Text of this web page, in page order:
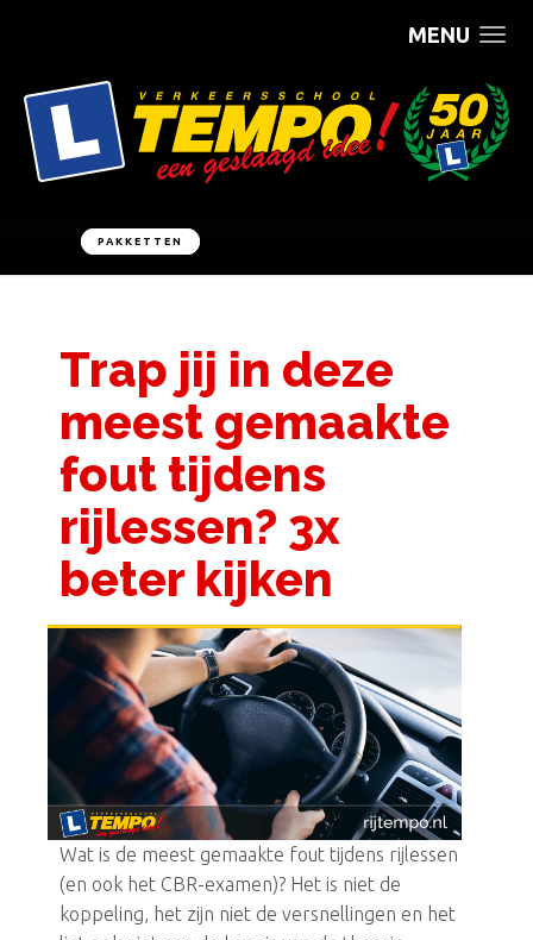
MENU
PAKKETTEN
Trap jij in deze
meest gemaakte
fout tijdens
rijlessen? 3x
beter kijken
Wat is de meest gemaakte fout tijdens rijlessen
(en ook het CBR-examen)? Het is niet de
koppeling, het zijn niet de versnellingen en het